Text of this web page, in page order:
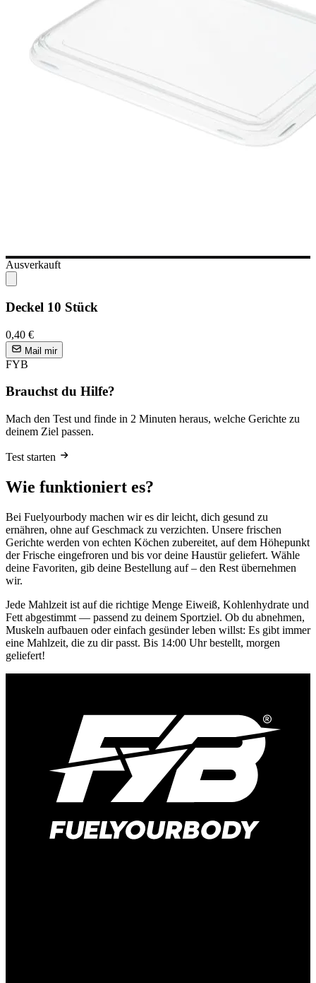
Ausverkauft
Deckel 10 Stück
0,40 €
Mail mir
FYB
Brauchst du Hilfe?
Mach den Test und finde in 2 Minuten heraus, welche Gerichte zu
deinem Ziel passen.
Test starten
Wie funktioniert es?
Bei Fuelyourbody machen wir es dir leicht, dich gesund zu
ernähren, ohne auf Geschmack zu verzichten. Unsere frischen
Gerichte werden von echten Köchen zubereitet, auf dem Höhepunkt
der Frische eingefroren und bis vor deine Haustür geliefert. Wähle
deine Favoriten, gib deine Bestellung auf – den Rest übernehmen
wir.
Jede Mahlzeit ist auf die richtige Menge Eiweiß, Kohlenhydrate und
Fett abgestimmt — passend zu deinem Sportziel. Ob du abnehmen,
Muskeln aufbauen oder einfach gesünder leben willst: Es gibt immer
eine Mahlzeit, die zu dir passt. Bis 14:00 Uhr bestellt, morgen
geliefert!